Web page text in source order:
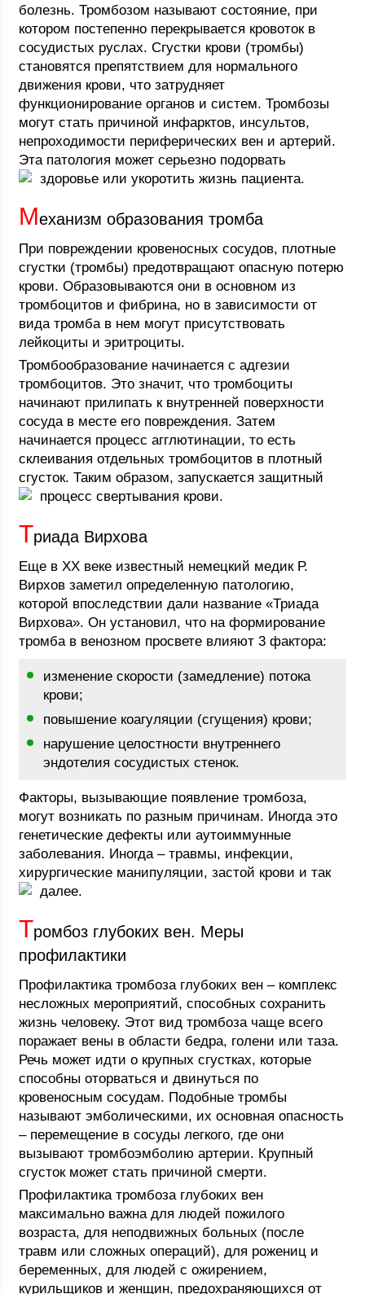
болезнь. Тромбозом называют состояние, при
котором постепенно перекрывается кровоток в
сосудистых руслах. Сгустки крови (тромбы)
становятся препятствием для нормального
движения крови, что затрудняет
функционирование органов и систем. Тромбозы
могут стать причиной инфарктов, инсультов,
непроходимости периферических вен и артерий.
Эта патология может серьезно подорвать
здоровье или укоротить жизнь пациента.
Механизм образования тромба
При повреждении кровеносных сосудов, плотные
сгустки (тромбы) предотвращают опасную потерю
крови. Образовываются они в основном из
тромбоцитов и фибрина, но в зависимости от
вида тромба в нем могут присутствовать
лейкоциты и эритроциты.
Тромбообразование начинается с адгезии
тромбоцитов. Это значит, что тромбоциты
начинают прилипать к внутренней поверхности
сосуда в месте его повреждения. Затем
начинается процесс агглютинации, то есть
склеивания отдельных тромбоцитов в плотный
сгусток. Таким образом, запускается защитный
процесс свертывания крови.
Триада Вирхова
Еще в ХХ веке известный немецкий медик Р.
Вирхов заметил определенную патологию,
которой впоследствии дали название «Триада
Вирхова». Он установил, что на формирование
тромба в венозном просвете влияют 3 фактора:
изменение скорости (замедление) потока
крови;
повышение коагуляции (сгущения) крови;
нарушение целостности внутреннего
эндотелия сосудистых стенок.
Факторы, вызывающие появление тромбоза,
могут возникать по разным причинам. Иногда это
генетические дефекты или аутоиммунные
заболевания. Иногда – травмы, инфекции,
хирургические манипуляции, застой крови и так
далее.
Тромбоз глубоких вен. Меры
профилактики
Профилактика тромбоза глубоких вен – комплекс
несложных мероприятий, способных сохранить
жизнь человеку. Этот вид тромбоза чаще всего
поражает вены в области бедра, голени или таза.
Речь может идти о крупных сгустках, которые
способны оторваться и двинуться по
кровеносным сосудам. Подобные тромбы
называют эмболическими, их основная опасность
– перемещение в сосуды легкого, где они
вызывают тромбоэмболию артерии. Крупный
сгусток может стать причиной смерти.
Профилактика тромбоза глубоких вен
максимально важна для людей пожилого
возраста, для неподвижных больных (после
травм или сложных операций), для рожениц и
беременных, для людей с ожирением,
курильщиков и женщин, предохраняющихся от